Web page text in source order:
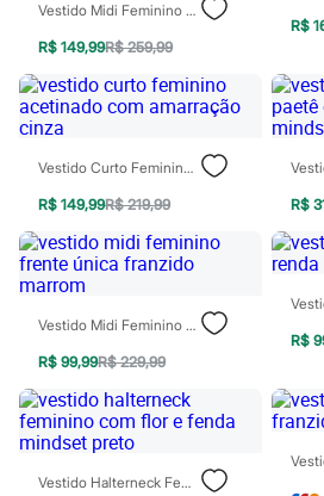
Em alta
Arrumadinho para os meninos
Romântico para as meninas
Inverno
Novidades
Roupas menina
1 a 5 anos
4 a 12 anos
10 a 16 anos
Roupas menino
0 a 24 meses
1 a 5 anos
4 a 12 anos
10 a 16 anos
Recém-nascido
Bolsas e Mochilas
Chapéus
Calçados
Botas
Pantufas
Vestido Midi Feminino De Jacquard Com Renda Floral Off White
R$ 149,99R$ 259,99
R$
Vestido Curto Feminino Acetinado Com Amarração Cinza
R$ 149,99R$ 219,99 R$
Vestido Midi Feminino Frente Única Franzido Marrom
R$ 99,99R$ 229,99
R$
Vestido Halterneck Feminino Com Flor E Fenda Mindset Preto